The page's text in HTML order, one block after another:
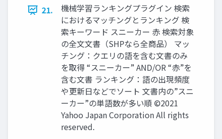
21.
機械学習ランキングプラグイン 検索
におけるマッチングとランキング 検
索キーワード スニーカー 赤 検索対象
の全文文書（SHPなら全商品） マッ
チング：クエリの語を含む文書のみ
を取得 “スニーカー” AND/OR “赤”を
含む文書 ランキング：語の出現頻度
や更新日などでソート 文書内の”スニ
ーカー”の単語数が多い順 ©2021
Yahoo Japan Corporation All rights
reserved.